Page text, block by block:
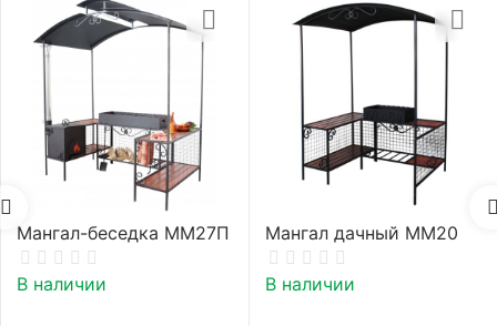
Мангал-беседка ММ27П
В наличии
Мангал дачный ММ20
В наличии